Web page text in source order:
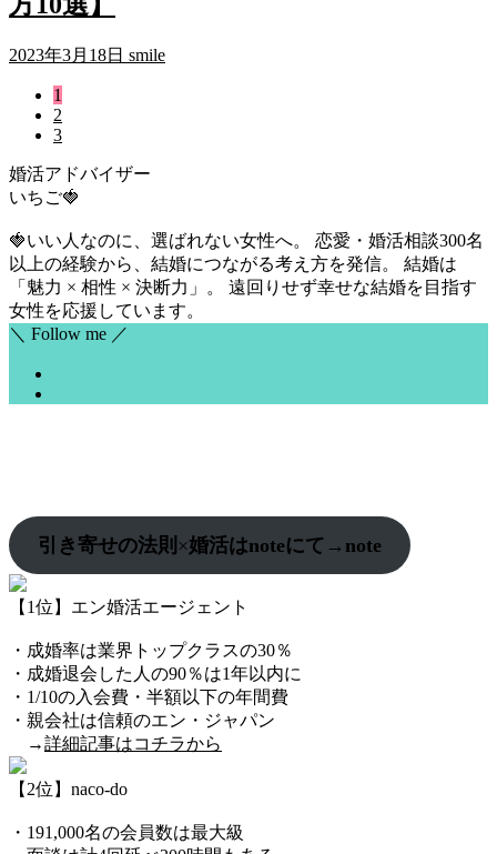
2023年3月18日 smile
1
2
3
婚活アドバイザー
いちご🍓
🍓いい人なのに、選ばれない女性へ。 恋愛・婚活相談300名
以上の経験から、結婚につながる考え方を発信。 結婚は
「魅力 × 相性 × 決断力」。 遠回りせず幸せな結婚を目指す
女性を応援しています。
＼ Follow me ／
引き寄せの法則 ×婚活はnoteにて→ note
【1位】エン婚活エージェント
・ 成婚率は業界トップクラスの30％
・成婚退会した人の90％は1年以内に
・1/10の入会費・半額以下の年間費
・親会社は信頼のエン・ジャパン
→詳細記事はコチラから
【2位】naco-do
・ 191,000名の会員数は最大級